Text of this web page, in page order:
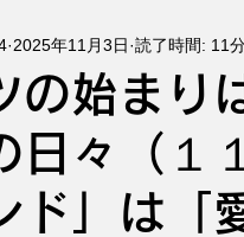
の始まり
日々（
ド」は「
2025年11月3日 読了時間: 11